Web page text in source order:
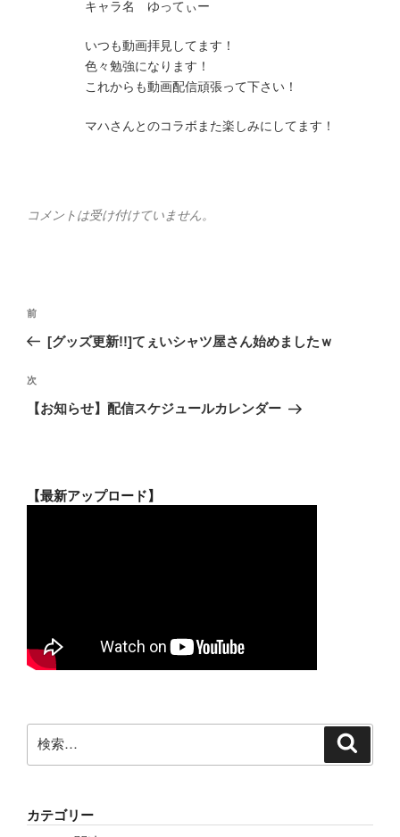
キャラ名 ゆってぃー
いつも動画拝見してます！
色々勉強になります！
これからも動画配信頑張って下さい！
マハさんとのコラボまた楽しみにしてます！
コメントは受け付けていません。
投
ビ
ゲ
ン
前
の
稿
前
[グッズ更新!!]てぇいシャツ屋さん始めましたｗ
次
の
次
【お知らせ】配信スケジュールカレンダー
【最新アップロード】
索:
カテゴリー